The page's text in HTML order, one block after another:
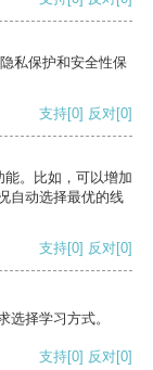
私保护和安全性保
支持[0] 反对[0]
。比如，可以增加
自动选择最优的线
支持[0] 反对[0]
选择学习方式。
支持[0] 反对[0]